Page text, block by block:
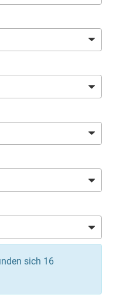
sich 16